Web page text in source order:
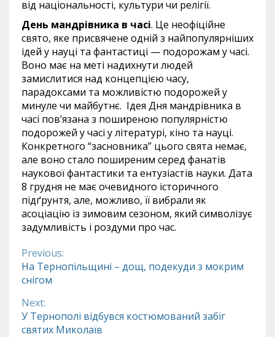
від національності, культури чи релігії.
День мандрівника в часі. Це неофіційне
свято, яке присвячене одній з найпопулярніших
ідей у науці та фантастиці — подорожам у часі.
Воно має на меті надихнути людей
замислитися над концепцією часу,
парадоксами та можливістю подорожей у
минуле чи майбутнє. Ідея Дня мандрівника в
часі пов’язана з поширеною популярністю
подорожей у часі у літературі, кіно та науці.
Конкретного “засновника” цього свята немає,
але воно стало поширеним серед фанатів
наукової фантастики та ентузіастів науки. Дата
8 грудня не має очевидного історичного
підґрунтя, але, можливо, її вибрали як
асоціацію із зимовим сезоном, який символізує
задумливість і роздуми про час.
Continue
Reading
Previous:
На Тернопільщині – дощ, подекуди з мокрим
снігом
Next:
У Тернополі відбувся костюмований забіг
святих Миколаїв